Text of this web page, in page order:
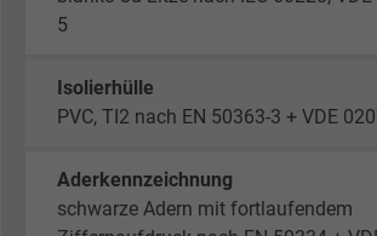
5
Isolierhülle
PVC, TI2 nach EN 50363-3 + VDE
Aderkennzeichnung
schwarze Adern mit fortlaufendem